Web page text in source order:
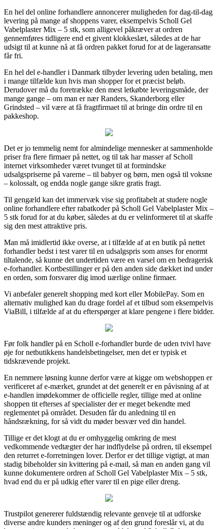
En hel del online forhandlere annoncerer muligheden for dag-til-dag
levering på mange af shoppens varer, eksempelvis Scholl Gel
Vabelplaster Mix – 5 stk, som alligevel påkræver at ordren
gennemføres tidligere end et givent klokkeslæt, således at de har
udsigt til at kunne nå at få ordren pakket forud for at de lageransatte
får fri.
En hel del e-handler i Danmark tilbyder levering uden betaling, men
i mange tilfælde kun hvis man shopper for et præcist beløb.
Derudover må du foretrække den mest letkøbte leveringsmåde, der
mange gange – om man er nær Randers, Skanderborg eller
Grindsted – vil være at få fragtfirmaet til at bringe din ordre til en
pakkeshop.
Det er jo temmelig nemt for almindelige mennesker at sammenholde
priser fra flere firmaer på nettet, og til tak har masser af Scholl
internet virksomheder været tvunget til at formindske
udsalgspriserne på varerne – til babyer og børn, men også til voksne
– kolossalt, og endda nogle gange sikre gratis fragt.
Til gengæld kan det immervæk vise sig profitabelt at studere nogle
online forhandlere efter rabatkoder på Scholl Gel Vabelplaster Mix –
5 stk forud for at du køber, således at du er velinformeret til at skaffe
sig den mest attraktive pris.
Man må imidlertid ikke overse, at i tilfælde af at en butik på nettet
forhandler bedst i test varer til en udsalgspris som anses for enormt
tiltalende, så kunne det undertiden være en varsel om en bedragerisk
e-forhandler. Kortbestillinger er på den anden side dækket ind under
en orden, som forsvarer dig imod uærlige online firmaer.
Vi anbefaler generelt shopping med kort eller MobilePay. Som en
alternativ mulighed kan du drage fordel af et tilbud som eksempelvis
ViaBill, i tilfælde af at du efterspørger at klare pengene i flere bidder.
Før folk handler på en Scholl e-forhandler burde de uden tvivl have
øje for netbutikkens handelsbetingelser, men det er typisk et
tidskrævende projekt.
En nemmere løsning kunne derfor være at kigge om webshoppen er
verificeret af e-mærket, grundet at det generelt er en påvisning af at
e-handlen imødekommer de officielle regler, tillige med at online
shoppen tit efterses af specialister der er meget bekendte med
reglementet på området. Desuden får du anledning til en
håndsrækning, for så vidt du møder besvær ved din handel.
Tillige er det klogt at du er omhyggelig omkring de mest
vedkommende vedtægter der har indflydelse på ordren, til eksempel
den returret e-forretningen lover. Derfor er det tillige vigtigt, at man
stadig bibeholder sin kvittering på e-mail, så man en anden gang vil
kunne dokumentere ordren af Scholl Gel Vabelplaster Mix – 5 stk,
hvad end du er på udkig efter varer til en pige eller dreng.
Trustpilot genererer fuldstændig relevante genveje til at udforske
diverse andre kunders meninger og af den grund foreslår vi, at du